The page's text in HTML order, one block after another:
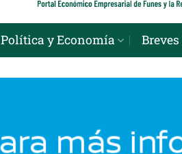
Política y Economía